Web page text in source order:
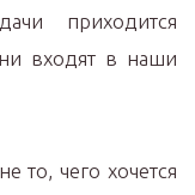
приходится
входят в наши
то, чего хочется